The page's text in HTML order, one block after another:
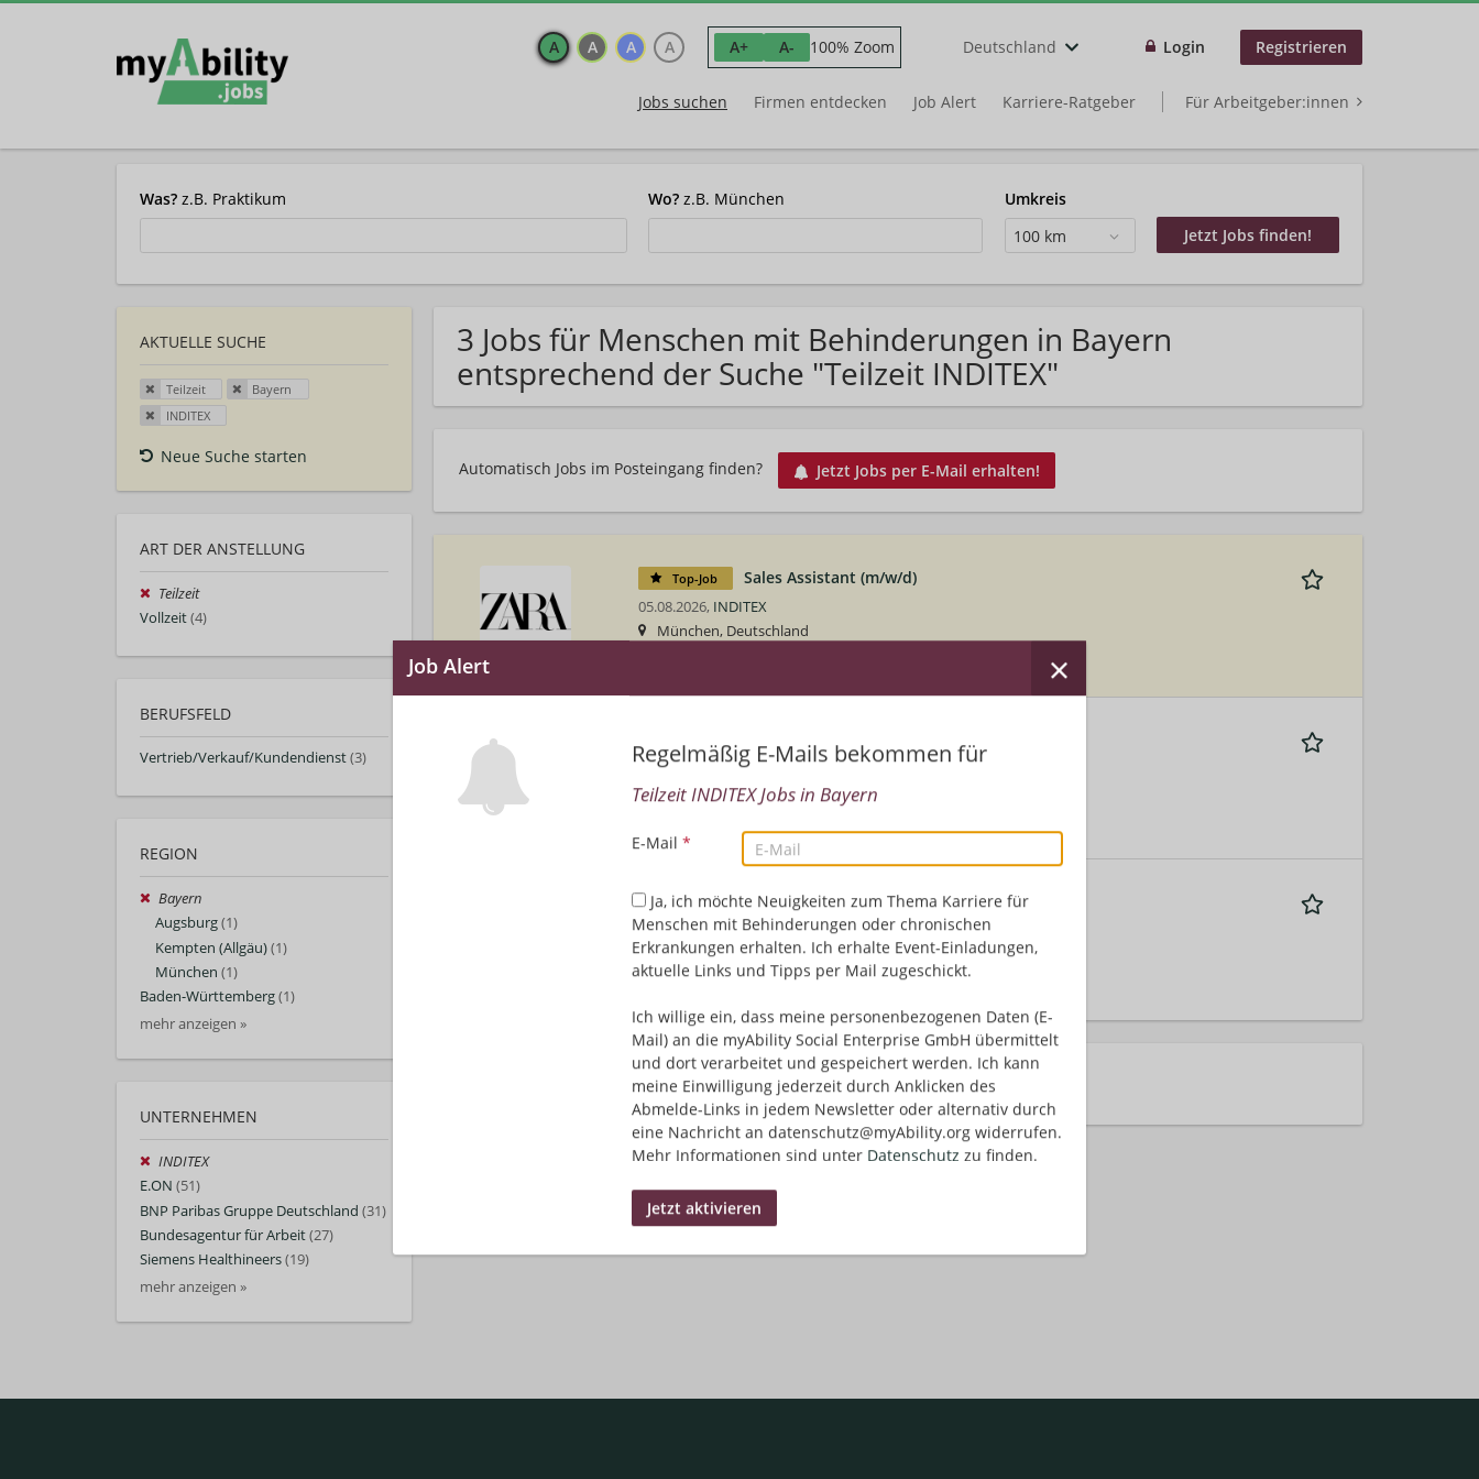
A A A A A+ A- 100% Zoom Deutschland Login Registrieren
Jobs suchen Firmen entdecken Job Alert Karriere-Ratgeber Für Arbeitgeber:innen
Was? z.B. Praktikum Wo? z.B. München
Umkreis
100 km
AKTUELLE SUCHE
Teilzeit
Bayern
INDITEX
Neue Suche starten
ART DER ANSTELLUNG
Teilzeit
Vollzeit(4)
BERUFSFELD
Vertrieb/Verkauf/Kundendienst(3)
REGION
Bayern
Augsburg(1)
Kempten (Allgäu)(1)
München (1)
Baden-Württemberg(1)
mehr anzeigen »
UNTERNEHMEN
INDITEX
E.ON (51)
BNP Paribas Gruppe Deutschland (31)
Bundesagentur für Arbeit(27)
Siemens Healthineers(19)
mehr anzeigen »
3 Jobs für Menschen mit Behinderungen in Bayern
entsprechend der Suche "Teilzeit INDITEX"
Automatisch Jobs im Posteingang finden? Jetzt Jobs per E-Mail erhalten!
Regelmäßig E-Mails bekommen für
Teilzeit INDITEX Jobs in Bayern
E-Mail *
Ja, ich möchte Neuigkeiten zum Thema Karriere für
Menschen mit Behinderungen oder chronischen
Erkrankungen erhalten. Ich erhalte Event-Einladungen,
aktuelle Links und Tipps per Mail zugeschickt.
Ich willige ein, dass meine personenbezogenen Daten (E-
Mail) an die myAbility Social Enterprise GmbH übermittelt
und dort verarbeitet und gespeichert werden. Ich kann
meine Einwilligung jederzeit durch Anklicken des
Abmelde-Links in jedem Newsletter oder alternativ durch
eine Nachricht an datenschutz@myAbility.org widerrufen.
Mehr Informationen sind unter Datenschutz zu finden.
Top-Job Sales Assistant (m/w/d)
05.08.2026, INDITEX
München, Deutschland
05.08.2026,INDITEX
Augsburg, Deutschland
Sales Assistant (m/w/d)
05.08.2026, INDITEX
Kempten (Allgäu), Deutschland
Vertrieb/Verkauf/Kundendienst
Automatisch Jobs im Posteingang finden? Jetzt Jobs per E-Mail erhalten!